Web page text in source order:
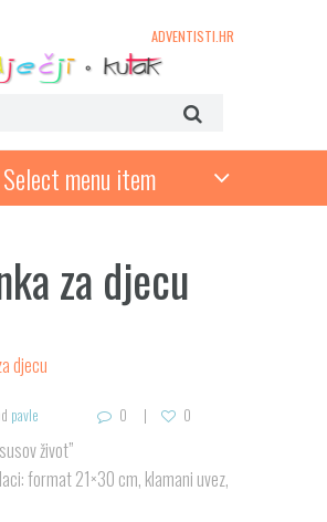
ADVENTISTI.HR
Select menu item
za djecu
pavle 0 0
život”
format 21×30 cm, klamani uvez,